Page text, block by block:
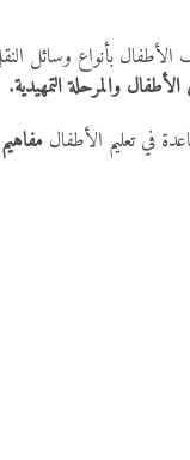
بأنواع وسائل
والمرحلة التمهيدية.
في تعليم الأطفال